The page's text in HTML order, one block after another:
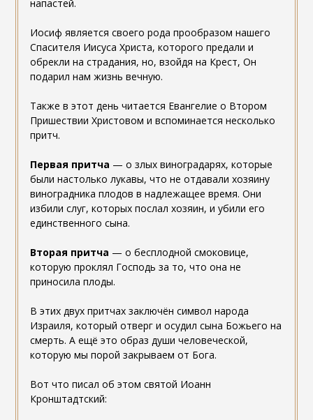
напастей.
Иосиф является своего рода прообразом нашего
Спасителя Иисуса Христа, которого предали и
обрекли на страдания, но, взойдя на Крест, Он
подарил нам жизнь вечную.
Также в этот день читается Евангелие о Втором
Пришествии Христовом и вспоминается несколько
притч.
Первая притча — о злых виноградарях, которые
были настолько лукавы, что не отдавали хозяину
виноградника плодов в надлежащее время. Они
избили слуг, которых послал хозяин, и убили его
единственного сына.
Вторая притча — о бесплодной смоковице,
которую проклял Господь за то, что она не
приносила плоды.
В этих двух притчах заключён символ народа
Израиля, который отверг и осудил сына Божьего на
смерть. А ещё это образ души человеческой,
которую мы порой закрываем от Бога.
Вот что писал об этом святой Иоанн
Кронштадтский: